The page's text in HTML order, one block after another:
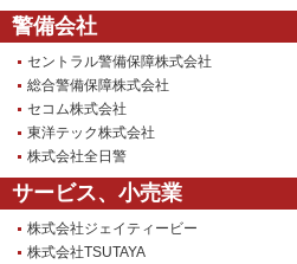
警備会社
セントラル警備保障株式会社
総合警備保障株式会社
セコム株式会社
東洋テック株式会社
株式会社全日警
サービス、小売業
株式会社ジェイティービー
株式会社TSUTAYA